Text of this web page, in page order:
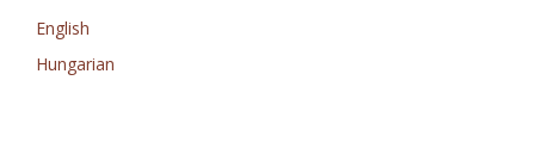
English
Hungarian